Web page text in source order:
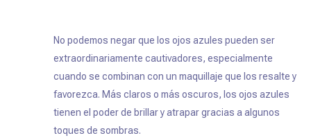
No podemos negar que los ojos azules pueden ser
extraordinariamente cautivadores, especialmente
cuando se combinan con un maquillaje que los resalte y
favorezca. Más claros o más oscuros, los ojos azules
tienen el poder de brillar y atrapar gracias a algunos
toques de sombras.